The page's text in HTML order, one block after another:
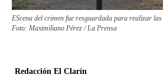
EScena del crimen fue resguardada para realizar
Foto: Maximiliano Pérez / La Prensa
Redacción El Clarín